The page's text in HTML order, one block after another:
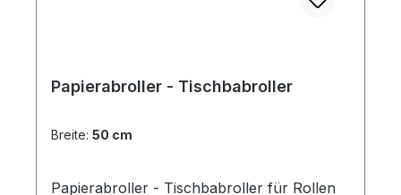
Papierabroller - Tischbabroller
Breite: 50 cm
Papierabroller - Tischbabroller für Rollen